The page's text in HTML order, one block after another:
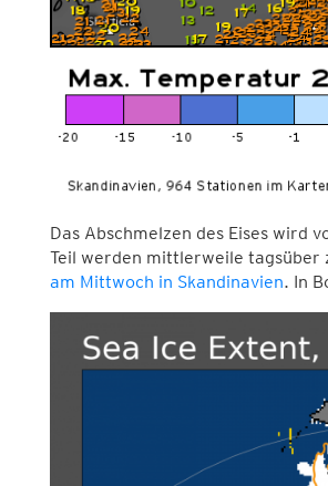
Das Abschmelzen des Eises wird
Teil werden mittlerweile tagsüber
am Mittwoch in Skandinavien. In